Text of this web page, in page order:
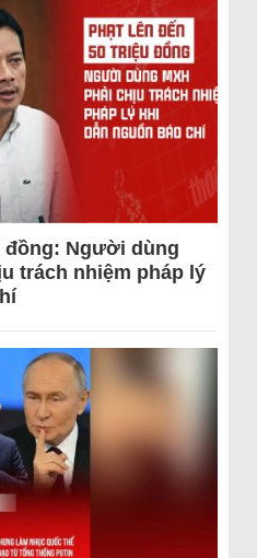
đồng: Người dùng
trách nhiệm pháp lý